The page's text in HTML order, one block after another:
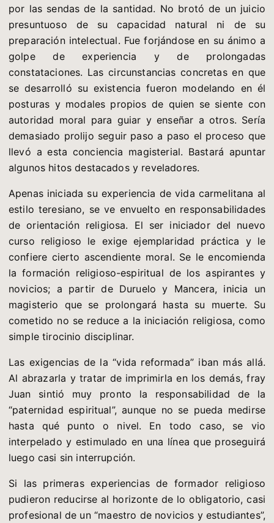
por las sendas de la santidad. No brotó de un juicio
presuntuoso de su capacidad natural ni de su
preparación intelectual. Fue forjándose en su ánimo a
golpe de experiencia y de prolongadas
constataciones. Las circunstancias concretas en que
se desarrolló su existencia fueron modelando en él
posturas y modales propios de quien se siente con
autoridad moral para guiar y enseñar a otros. Sería
demasiado prolijo seguir paso a paso el proceso que
llevó a esta conciencia magisterial. Bastará apuntar
algunos hitos destacados y reveladores.
Apenas iniciada su experiencia de vida carmelitana al
estilo teresiano, se ve envuelto en responsabilidades
de orientación religiosa. El ser iniciador del nuevo
curso religioso le exige ejemplaridad práctica y le
confiere cierto ascendiente moral. Se le encomienda
la formación religioso-espiritual de los aspirantes y
novicios; a partir de Duruelo y Mancera, inicia un
magisterio que se prolongará hasta su muerte. Su
cometido no se reduce a la iniciación religiosa, como
simple tirocinio disciplinar.
Las exigencias de la “vida reformada” iban más allá.
Al abrazarla y tratar de imprimirla en los demás, fray
Juan sintió muy pronto la responsabilidad de la
“paternidad espiritual”, aunque no se pueda medirse
hasta qué punto o nivel. En todo caso, se vio
interpelado y estimulado en una línea que proseguirá
luego casi sin interrupción.
Si las primeras experiencias de formador religioso
pudieron reducirse al horizonte de lo obligatorio, casi
profesional de un “maestro de novicios y estudiantes”,